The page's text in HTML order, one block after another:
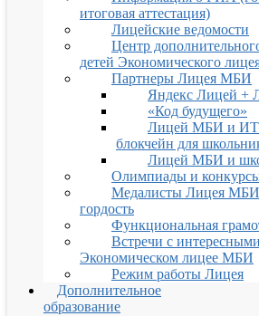
итоговая аттестация)
Лицейские ведомости
Центр
детей Экономического
Партнеры Лицея МБИ
Яндекс Лицей +
«Код будущего»
Лицей МБИ и
блокчейн для
Лицей МБИ и
Олимпиады и
Медалисты Лицея
гордость
Функциональная
Встречи с
Экономическом лицее МБИ
Режим работы Лицея
Дополнительное
образование